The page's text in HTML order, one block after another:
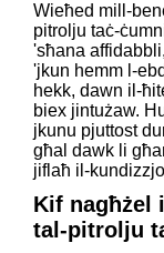
Wieħed mill-
pitrolju taċ-
'sħana
'jkun hemm l-
hekk, dawn il-
biex jintużaw.
jkunu pjuttost
għal dawk li
jiflaħ il-
Kif nagħżel
tal-pitrolju